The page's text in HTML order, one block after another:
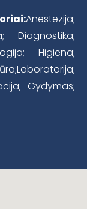
Anestezija;
Diagnostika;
Higiena;
Gydymas;